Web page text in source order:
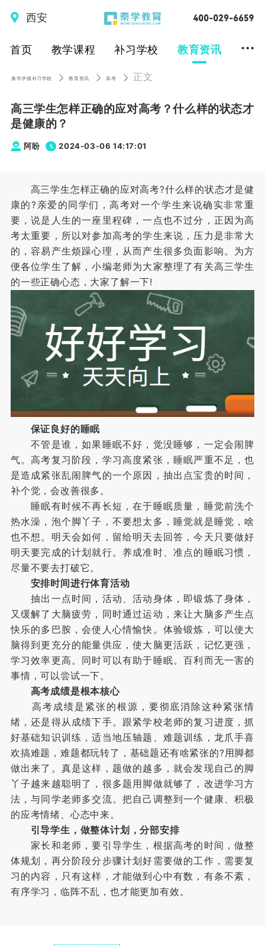
西安
首页 教学课程 补习学校 教育资讯 ...
秦学伊顿补习学校 教育资讯 高考 正文
高三学生怎样正确的应对高考？什么样的状态才
是健康的？
阿盼 2024-03-06 14:17:01
高三学生怎样正确的应对高考?什么样的状态才是健
康的?亲爱的同学们，高考对一个学生来说确实非常重
要，说是人生的一座里程碑，一点也不过分，正因为高
考太重要，所以对参加高考的学生来说，压力是非常大
的，容易产生烦躁心理，从而产生很多负面影响。为方
便各位学生了解，小编老师为大家整理了有关高三学生
的一些正确心态，大家了解一下!
保证良好的睡眠
不管是谁，如果睡眠不好，觉没睡够，一定会闹脾
气。高考复习阶段，学习高度紧张，睡眠严重不足，也
是造成紧张乱闹脾气的一个原因，抽出点宝贵的时间，
补个觉，会改善很多。
睡眠有时候不再长短，在于睡眠质量，睡觉前洗个
热水澡，泡个脚丫子，不要想太多，睡觉就是睡觉，啥
也不想。明天会如何，留给明天去回答，今天只要做好
明天要完成的计划就行。养成准时、准点的睡眠习惯，
尽量不要去打破它。
安排时间进行体育活动
抽出一点时间，活动、活动身体，即锻炼了身体，
又缓解了大脑疲劳，同时通过运动，来让大脑多产生点
快乐的多巴胺，会使人心情愉快。体验锻炼，可以使大
脑得到更充分的能量供应，使大脑更活跃，记忆更强，
学习效率更高。同时可以有助于睡眠。百利而无一害的
事情，可以尝试一下。
高考成绩是根本核心
高考成绩是紧张的根源，要彻底消除这种紧张情
绪，还是得从成绩下手。跟紧学校老师的复习进度，抓
好基础知识训练，适当地压轴题、难题训练，龙爪手喜
欢搞难题，难题都玩转了，基础题还有啥紧张的?用脚都
做出来了。真是这样，题做的越多，就会发现自己的脚
丫子越来越聪明了，很多题用脚做就够了，改进学习方
法，与同学老师多交流。把自己调整到一个健康、积极
的应考情绪、心态中来。
引导学生，做整体计划，分部安排
家长和老师，要引导学生，根据高考的时间，做整
体规划，再分阶段分步骤计划好需要做的工作，需要复
习的内容，只有这样，才能做到心中有数，有条不紊，
有序学习，临阵不乱，也才能更加有效。